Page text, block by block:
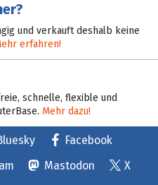
und verkauft deshalb keine
erfahren!
schnelle, flexible und
Mehr dazu!
Facebook
Mastodon
X